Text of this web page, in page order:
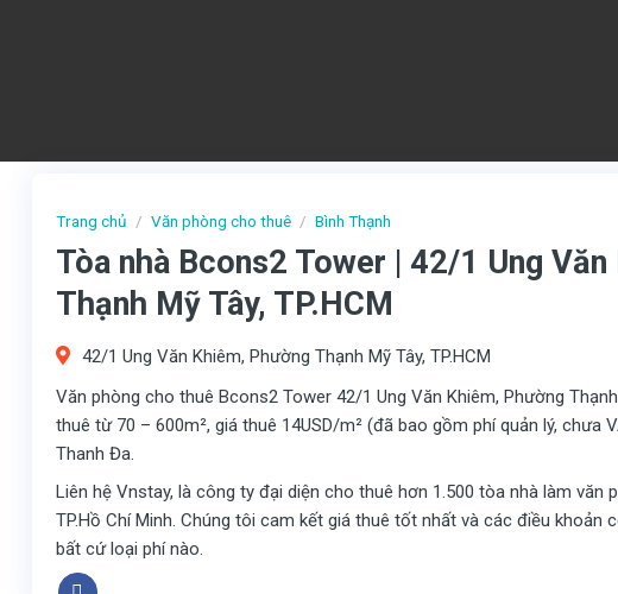
Trang chủ / Văn phòng cho thuê / Bình Thạnh
Tòa nhà Bcons2 Tower | 42/1 Ung
Thạnh Mỹ Tây, TP.HCM
42/1 Ung Văn Khiêm, Phường Thạnh Mỹ Tây, TP.HCM
Văn phòng cho thuê Bcons2 Tower 42/1 Ung Văn Khiêm, Phường Thạnh
thuê từ 70 – 600m², giá thuê 14USD/m² (đã bao gồm phí quản lý, chưa
Thanh Đa.
Liên hệ Vnstay, là công ty đại diện cho thuê hơn 1.500 tòa nhà làm văn
TP.Hồ Chí Minh. Chúng tôi cam kết giá thuê tốt nhất và các điều khoản
bất cứ loại phí nào.